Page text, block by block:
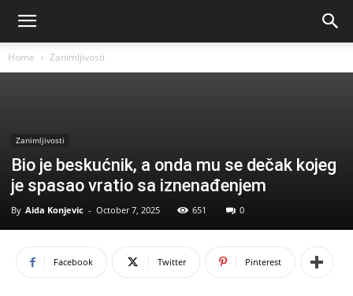
Home Zanimljivosti
Zanimljivosti
Bio je beskućnik, a onda mu se dečak kojeg
je spasao vratio sa iznenađenjem
By Aida Konjevic - October 7, 2025 651 0
Facebook Twitter Pinterest